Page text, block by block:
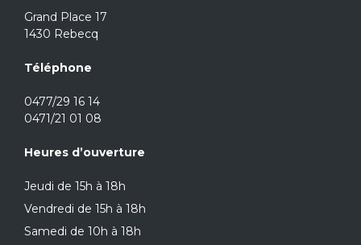
Grand Place 17
1430 Rebecq
Téléphone
0477/29 16 14
0471/21 01 08
Heures d’ouverture
Jeudi de 15h à 18h
Vendredi de 15h à 18h
Samedi de 10h à 18h